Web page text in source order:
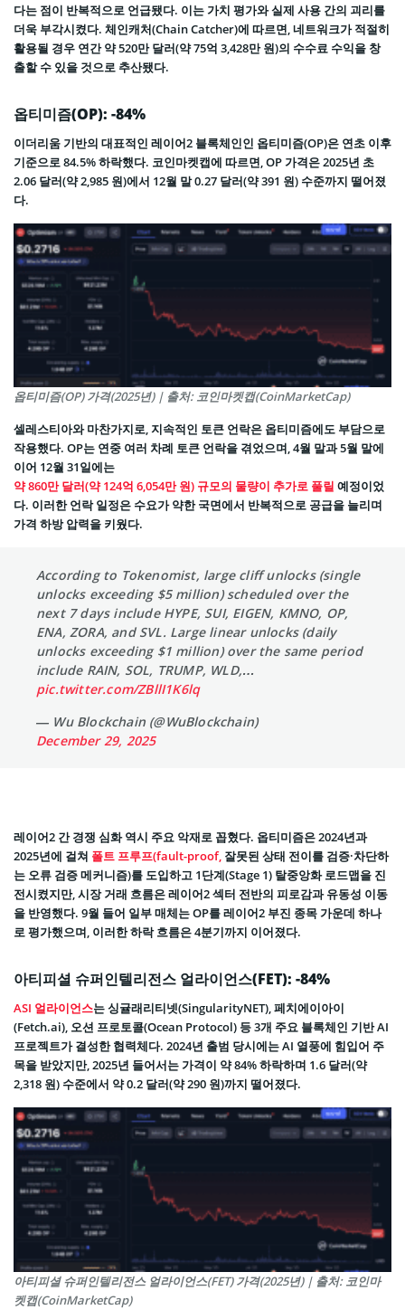
다는 점이 반복적으로 언급됐다. 이는 가치 평가와 실제 사용 간의 괴리를
더욱 부각시켰다. 체인캐처(Chain Catcher)에 따르면, 네트워크가 적절히
활용될 경우 연간 약 520만 달러(약 75억 3,428만 원)의 수수료 수익을 창
출할 수 있을 것으로 추산됐다.
옵티미즘(OP): -84%
이더리움 기반의 대표적인 레이어2 블록체인인 옵티미즘(OP)은 연초 이후
기준으로 84.5% 하락했다. 코인마켓캡에 따르면, OP 가격은 2025년 초
2.06 달러(약 2,985 원)에서 12월 말 0.27 달러(약 391 원) 수준까지 떨어졌
다.
옵티미즘(OP) 가격(2025년) | 출처: 코인마켓캡(CoinMarketCap)
셀레스티아와 마찬가지로, 지속적인 토큰 언락은 옵티미즘에도 부담으로
작용했다. OP는 연중 여러 차례 토큰 언락을 겪었으며, 4월 말과 5월 말에
이어 12월 31일에는
약 860만 달러(약 124억 6,054만 원) 규모의 물량이 추가로 풀릴 예정이었
다. 이러한 언락 일정은 수요가 약한 국면에서 반복적으로 공급을 늘리며
가격 하방 압력을 키웠다.
According to Tokenomist, large cliff unlocks (single
unlocks exceeding $5 million) scheduled over the
next 7 days include HYPE, SUI, EIGEN, KMNO, OP,
ENA, ZORA, and SVL. Large linear unlocks (daily
unlocks exceeding $1 million) over the same period
include RAIN, SOL, TRUMP, WLD,…
pic.twitter.com/ZBllI1K6lq
— Wu Blockchain (@WuBlockchain)
December 29, 2025
레이어2 간 경쟁 심화 역시 주요 악재로 꼽혔다. 옵티미즘은 2024년과
2025년에 걸쳐 폴트 프루프(fault-proof, 잘못된 상태 전이를 검증·차단하
는 오류 검증 메커니즘)를 도입하고 1단계(Stage 1) 탈중앙화 로드맵을 진
전시켰지만, 시장 거래 흐름은 레이어2 섹터 전반의 피로감과 유동성 이동
을 반영했다. 9월 들어 일부 매체는 OP를 레이어2 부진 종목 가운데 하나
로 평가했으며, 이러한 하락 흐름은 4분기까지 이어졌다.
아티피셜 슈퍼인텔리전스 얼라이언스(FET): -84%
ASI 얼라이언스는 싱귤래리티넷(SingularityNET), 페치에이아이
(Fetch.ai), 오션 프로토콜(Ocean Protocol) 등 3개 주요 블록체인 기반 AI
프로젝트가 결성한 협력체다. 2024년 출범 당시에는 AI 열풍에 힘입어 주
목을 받았지만, 2025년 들어서는 가격이 약 84% 하락하며 1.6 달러(약
2,318 원) 수준에서 약 0.2 달러(약 290 원)까지 떨어졌다.
아티피셜 슈퍼인텔리전스 얼라이언스(FET) 가격(2025년) | 출처: 코인마
켓캡(CoinMarketCap)